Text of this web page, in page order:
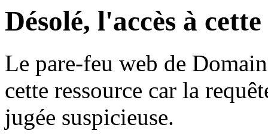
Désolé, l'accès à
Le pare-feu web de
cette ressource car la
jugée suspicieuse.